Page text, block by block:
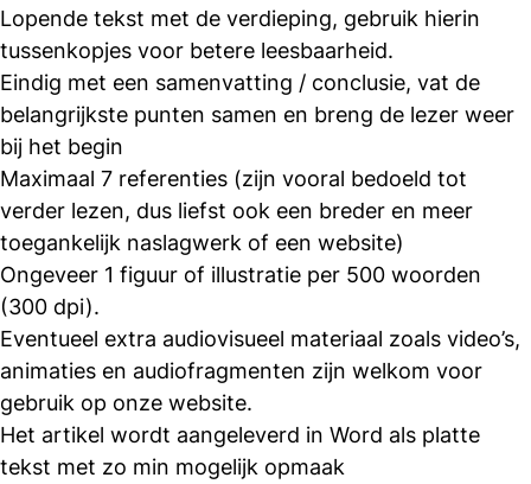
Lopende tekst met de verdieping, gebruik hierin
tussenkopjes voor betere leesbaarheid.
Eindig met een samenvatting / conclusie, vat de
belangrijkste punten samen en breng de lezer weer
bij het begin
Maximaal 7 referenties (zijn vooral bedoeld tot
verder lezen, dus liefst ook een breder en meer
toegankelijk naslagwerk of een website)
Ongeveer 1 figuur of illustratie per 500 woorden
(300 dpi).
Eventueel extra audiovisueel materiaal zoals video’s,
animaties en audiofragmenten zijn welkom voor
gebruik op onze website.
Het artikel wordt aangeleverd in Word als platte
tekst met zo min mogelijk opmaak